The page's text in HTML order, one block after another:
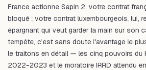
France actionne Sapin 2, votre contrat
bloqué ; votre contrat luxembourgeois, lui,
épargnant qui veut garder la main sur son
tempête, c'est sans doute l'avantage le
le traitons en détail — les cinq pouvoirs du
2022-2023 et le moratoire IRRD attendu